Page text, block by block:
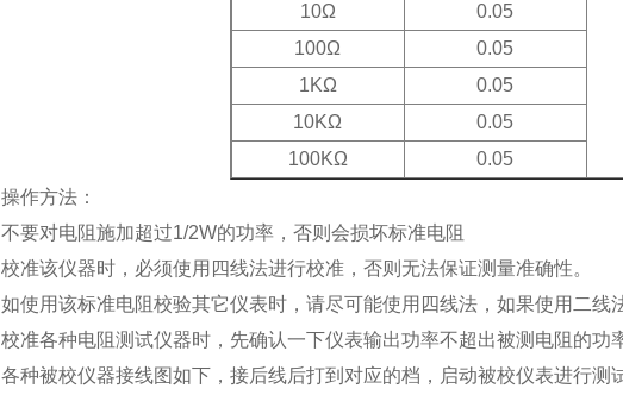
10Ω
0.05
100Ω
0.05
1KΩ
0.05
10KΩ
0.05
100KΩ
0.05
操作方法：
不要对电阻施加超过1/2W的功率，否则会损坏标准电阻
校准该仪器时，必须使用四线法进行校准，否则无法保证测量准确性。
如使用该标准电阻校验其它仪表时，请尽可能使用四线法，如果使用二线
校准各种电阻测试仪器时，先确认一下仪表输出功率不超出被测电阻的功
各种被校仪器接线图如下，接后线后打到对应的档，启动被校仪表进行测